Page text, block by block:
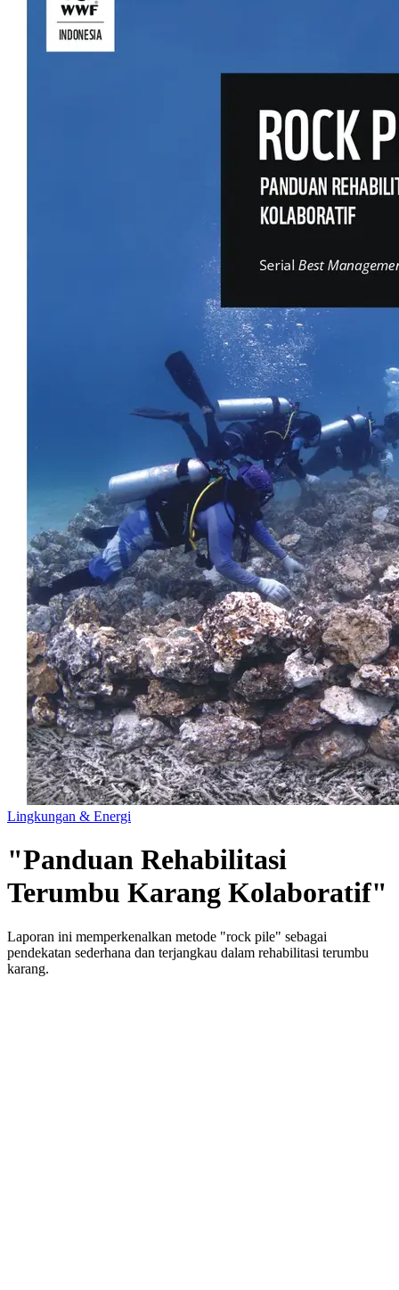
Lingkungan & Energi
"Panduan Rehabilitasi
Terumbu Karang Kolaboratif"
Laporan ini memperkenalkan metode "rock pile" sebagai
pendekatan sederhana dan terjangkau dalam rehabilitasi terumbu
karang.